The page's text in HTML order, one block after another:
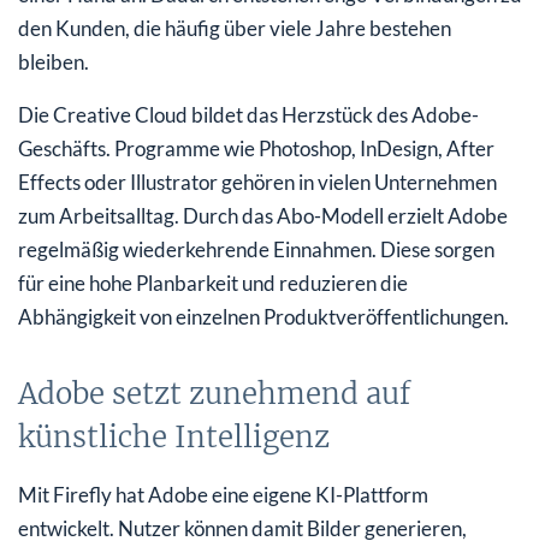
den Kunden, die häufig über viele Jahre bestehen
bleiben.
Die Creative Cloud bildet das Herzstück des Adobe-
Geschäfts. Programme wie Photoshop, InDesign, After
Effects oder Illustrator gehören in vielen Unternehmen
zum Arbeitsalltag. Durch das Abo-Modell erzielt Adobe
regelmäßig wiederkehrende Einnahmen. Diese sorgen
für eine hohe Planbarkeit und reduzieren die
Abhängigkeit von einzelnen Produktveröffentlichungen.
Adobe setzt zunehmend auf
künstliche Intelligenz
Mit Firefly hat Adobe eine eigene KI-Plattform
entwickelt. Nutzer können damit Bilder generieren,